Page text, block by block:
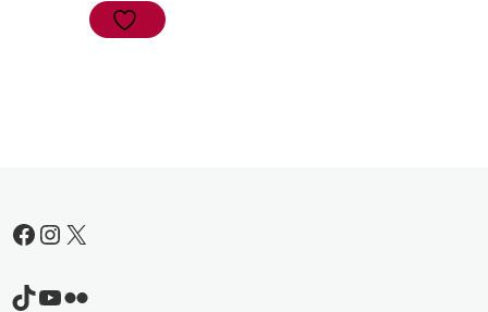
Facebook
Instagram
X
TikTok
YouTube
Flickr